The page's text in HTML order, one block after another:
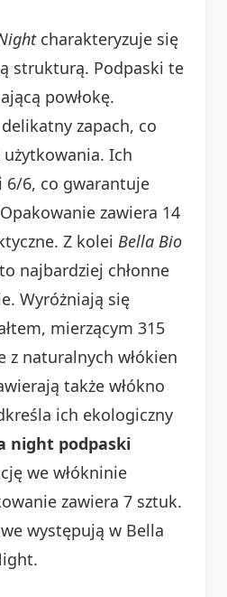
charakteryzuje się
strukturą. Podpaski te
powłokę.
zapach, co
Ich
6/6, co gwarantuje
zawiera 14
Z kolei Bella Bio
najbardziej chłonne
Wyróżniają się
mierzącym 315
z naturalnych włókien
także włókno
ich ekologiczny
night podpaski
we włókninie
zawiera 7 sztuk.
występują w Bella